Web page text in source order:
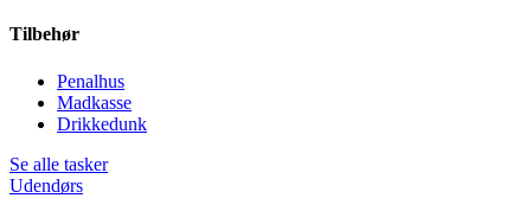
Tilbehør
Penalhus
Madkasse
Drikkedunk
Se alle tasker
Udendørs